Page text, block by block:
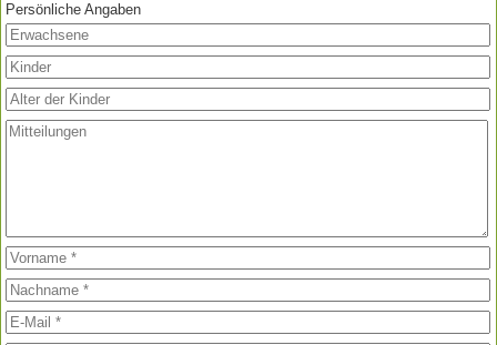
Persönliche Angaben